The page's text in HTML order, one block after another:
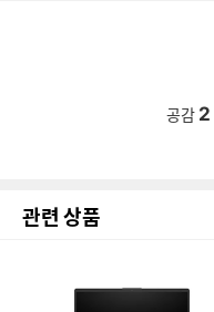
공감 2
관련 상품